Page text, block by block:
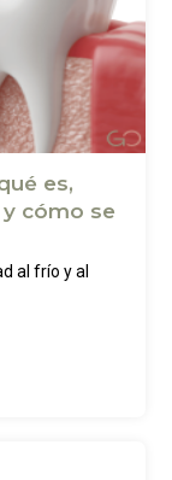
es,
cómo se
al frío y al